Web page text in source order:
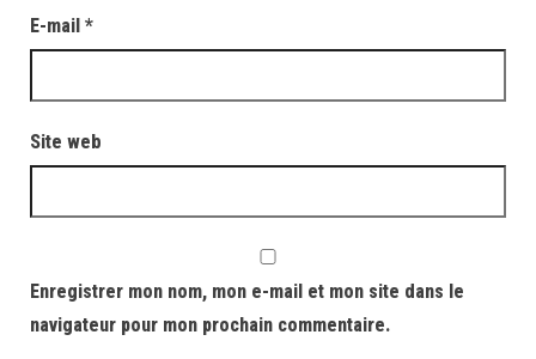
E-mail *
Site web
Enregistrer mon nom, mon e-mail et mon site dans le
navigateur pour mon prochain commentaire.